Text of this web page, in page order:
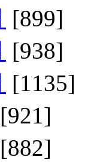
[899]
[938]
[1135]
[921]
[882]